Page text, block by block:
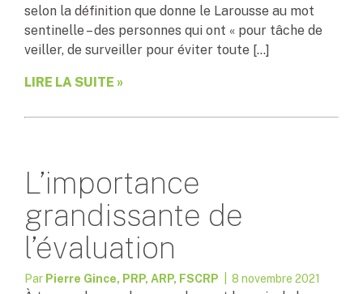
selon la définition que donne le Larousse au mot
sentinelle – des personnes qui ont « pour tâche de
veiller, de surveiller pour éviter toute […]
LIRE LA SUITE »
L’importance
grandissante de
l’évaluation
Par Pierre Gince, PRP, ARP, FSCRP | 8 novembre 2021